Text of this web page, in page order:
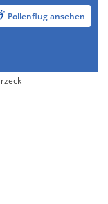
Pollenflug ansehen